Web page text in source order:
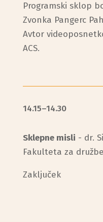
Programski sklop
Zvonka Pangerc
Avtor
ACS.
14.15–14.30
Sklepne misli - dr.
Fakulteta za
Zaključek